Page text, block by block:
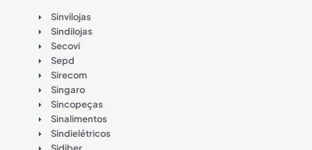
Sinvilojas
Sindilojas
Secovi
Sepd
Sirecom
Singaro
Sincopeças
Sinalimentos
Sindielétricos